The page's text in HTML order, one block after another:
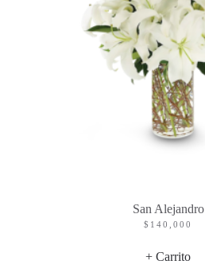
San Alejandro
$ 140,000
+ Carrito